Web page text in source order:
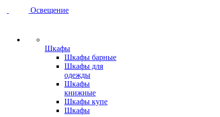
Освещение
Шкафы
Шкафы барные
Шкафы для
одежды
Шкафы
книжные
Шкафы купе
Шкафы